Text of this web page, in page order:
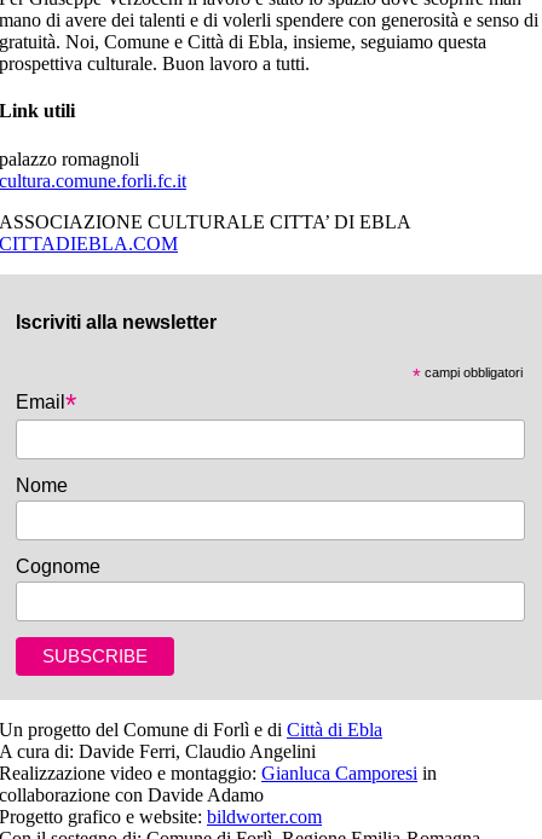
mano di avere dei talenti e di volerli spendere con generosità e senso di
gratuità. Noi, Comune e Città di Ebla, insieme, seguiamo questa
prospettiva culturale. Buon lavoro a tutti.
Link utili
palazzo romagnoli
cultura.comune.forli.fc.it
ASSOCIAZIONE CULTURALE CITTA’ DI EBLA
CITTADIEBLA.COM
Iscriviti alla newsletter
*campi obbligatori
Email *
Nome
Cognome
Un progetto del Comune di Forlì e di Città di Ebla
A cura di: Davide Ferri, Claudio Angelini
Realizzazione video e montaggio: Gianluca Camporesi in
collaborazione con Davide Adamo
Progetto grafico e website: bildworter.com